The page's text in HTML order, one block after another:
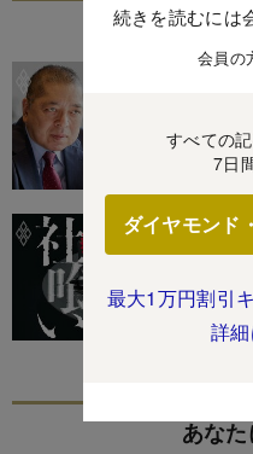
続きを読むには
会員の
すべての
7日
ダイヤモンド
最大1万円割引
詳
あな